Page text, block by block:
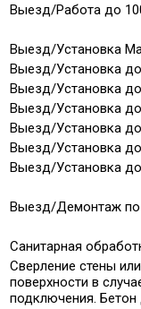
Выезд/Работа до
Выезд/Установка
Выезд/Установка
Выезд/Установка
Выезд/Установка
Выезд/Установка
Выезд/Установка
Выезд/Установка
Выезд/Демонтаж
Санитарная
Сверление стены
поверхности в
подключения.